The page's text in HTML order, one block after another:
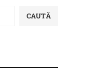
CAUTĂ